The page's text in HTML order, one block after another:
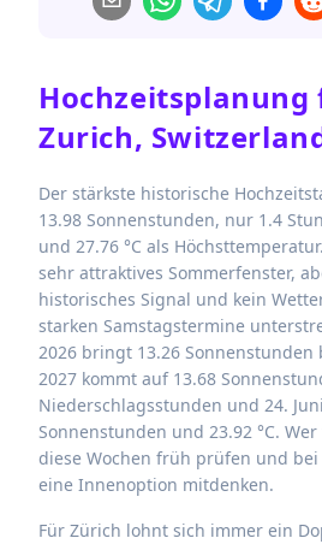
Hochzeitsplanung
Zurich,
Der stärkste historische
13.98 Sonnenstunden, nur 1.4
und 27.76 °C als
sehr attraktives Sommerfenster,
historisches Signal und kein
starken Samstagstermine
2026 bringt 13.26 Sonnenstunden
2027 kommt auf 13.68
Niederschlagsstunden und 24.
Sonnenstunden und 23.92 °C.
diese Wochen früh prüfen und
eine Innenoption mitdenken.
Für Zürich lohnt sich immer ein